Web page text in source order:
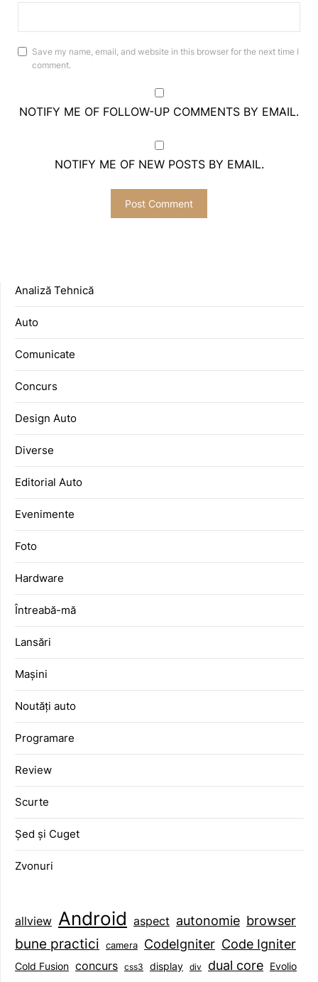
Save my name, email, and website in this browser for the next time I
comment.
NOTIFY ME OF FOLLOW-UP COMMENTS BY EMAIL.
NOTIFY ME OF NEW POSTS BY EMAIL.
Analiză Tehnică
Auto
Comunicate
Concurs
Design Auto
Diverse
Editorial Auto
Evenimente
Foto
Hardware
Întreabă-mă
Lansări
Mașini
Noutăți auto
Programare
Review
Scurte
Șed și Cuget
Zvonuri
allview Android aspect autonomie browser
bune practici camera CodeIgniter Code Igniter
Cold Fusion concurs css3 display div dual core Evolio